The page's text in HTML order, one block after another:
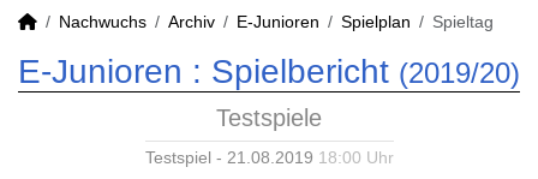
Nachwuchs Archiv E-Junioren Spielplan Spieltag
E-Junioren : Spielbericht (2019/20)
Testspiele
Testspiel - 21.08.2019 18:00 Uhr